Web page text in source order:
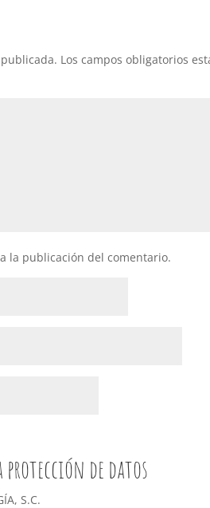
Los campos obligatorios
la publicación del comentario.
de datos
S.C.